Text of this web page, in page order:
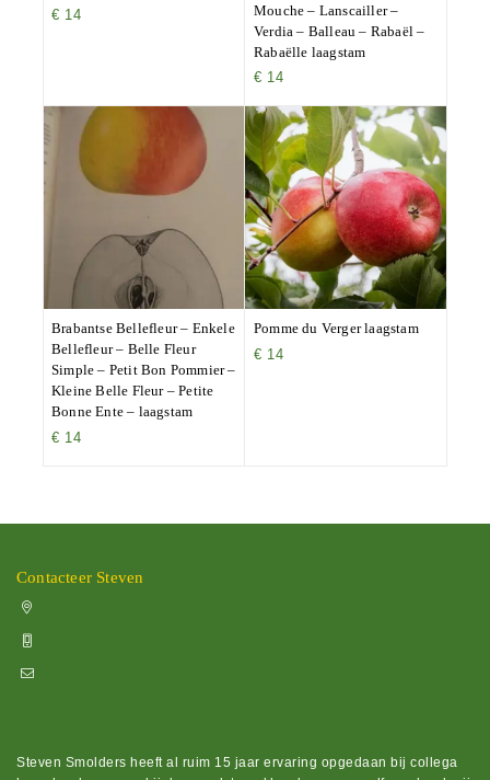
€ 14
Mouche – Lanscailler –
Verdia – Balleau – Rabaël –
Rabaëlle laagstam
€ 14
Brabantse Bellefleur – Enkele
Bellefleur – Belle Fleur
Simple – Petit Bon Pommier –
Kleine Belle Fleur – Petite
Bonne Ente – laagstam
€ 14
Pomme du Verger laagstam
€ 14
Contacteer Steven
Steven Smolders heeft al ruim 15 jaar ervaring opgedaan bij collega